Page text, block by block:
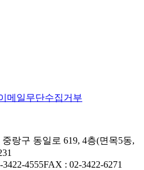
메일무단수집거부
랑구 동일로 619, 4층(면목5동,
3422-4555FAX : 02-3422-6271